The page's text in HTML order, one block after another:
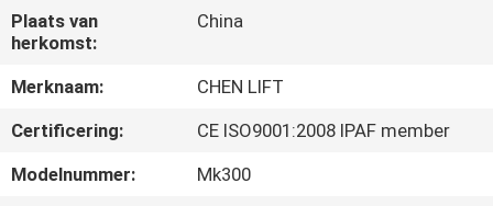
ONS
FABRIEKSTOCHT
KWALITEITSCONTROLE
Plaats van
herkomst:
China
Merknaam:
CHEN LIFT
Certificering:
CE ISO9001:2008 IPAF member
Modelnummer:
Mk300